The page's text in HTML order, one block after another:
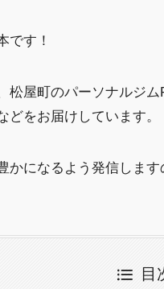
です！
松屋町のパーソナルジ
どをお届けしています。
かになるよう発信しま
目